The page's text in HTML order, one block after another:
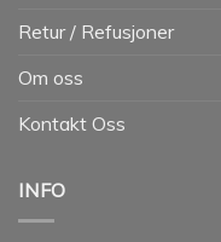
Retur / Refusjoner
Om oss
Kontakt Oss
INFO